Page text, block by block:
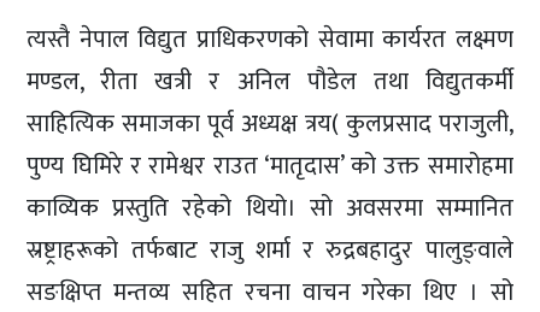
त्यस्तै नेपाल विद्युत प्राधिकरणको सेवामा कार्यरत लक्ष्मण
मण्डल, रीता खत्री र अनिल पौडेल तथा विद्युतकर्मी
साहित्यिक समाजका पूर्व अध्यक्ष त्रय( कुलप्रसाद पराजुली,
पुण्य घिमिरे र रामेश्वर राउत ‘मातृदास’ को उक्त समारोहमा
काव्यिक प्रस्तुति रहेको थियो। सो अवसरमा सम्मानित
स्रष्ट्राहरूको तर्फबाट राजु शर्मा र रुद्रबहादुर पालुङ्वाले
सङक्षिप्त मन्तव्य सहित रचना वाचन गरेका थिए । सो